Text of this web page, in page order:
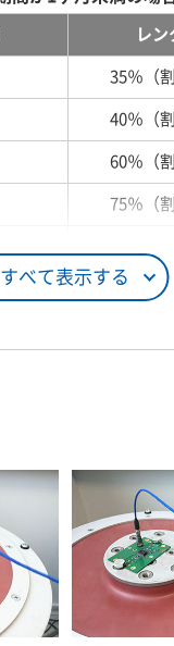
すべて表示する
レ
35％（
40％（
60％（
75％（
100％（
90％（
80％（
75％（
70％（